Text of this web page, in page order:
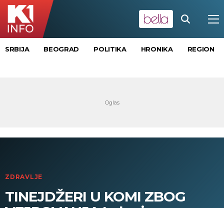
SRBIJA BEOGRAD POLITIKA HRONIKA REGION
ZDRAVLJE
TINEJDŽERI U KOMI ZBOG